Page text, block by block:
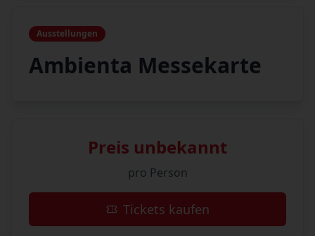
Ausstellungen
Ambienta Messekarte
Preis unbekannt
pro Person
Tickets kaufen